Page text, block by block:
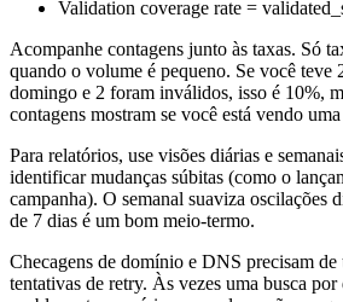
Validation coverage rate =
Acompanhe contagens junto às taxas. Só
quando o volume é pequeno. Se você teve
domingo e 2 foram inválidos, isso é 10%,
contagens mostram se você está vendo
Para relatórios, use visões diárias e
identificar mudanças súbitas (como o
campanha). O semanal suaviza oscilações
de 7 dias é um bom meio-termo.
Checagens de domínio e DNS precisam de
tentativas de retry. Às vezes uma busca